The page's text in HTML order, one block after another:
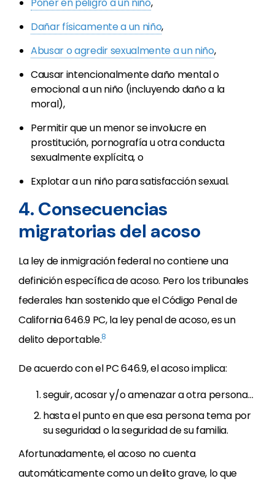
Dañar físicamente a un niño,
Abusar o agredir sexualmente a un niño,
Causar intencionalmente daño mental o
emocional a un niño (incluyendo daño a la
moral),
Permitir que un menor se involucre en
prostitución, pornografía u otra conducta
sexualmente explícita, o
Explotar a un niño para satisfacción sexual.
4. Consecuencias
migratorias del acoso
La ley de inmigración federal no contiene una
definición específica de acoso. Pero los tribunales
federales han sostenido que el Código Penal de
California 646.9 PC, la ley penal de acoso, es un
delito deportable.8
De acuerdo con el PC 646.9, el acoso implica:
seguir, acosar y/o amenazar a otra persona…
hasta el punto en que esa persona tema por
su seguridad o la seguridad de su familia.
Afortunadamente, el acoso no cuenta
automáticamente como un delito grave, lo que